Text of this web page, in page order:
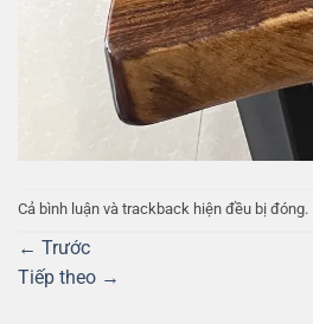
Cả bình luận và trackback hiện đều bị đóng.
← Trước
Tiếp theo →